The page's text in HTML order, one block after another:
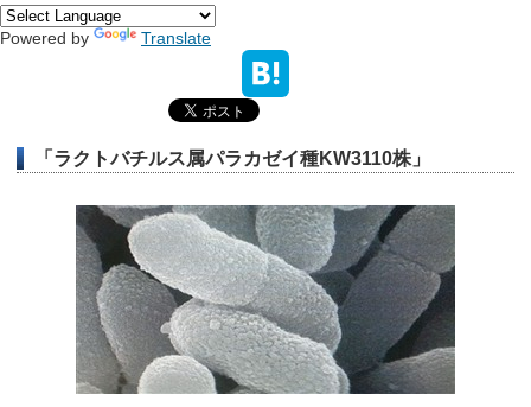
Powered by Translate
「ラクトバチルス属パラカゼイ種KW3110株」